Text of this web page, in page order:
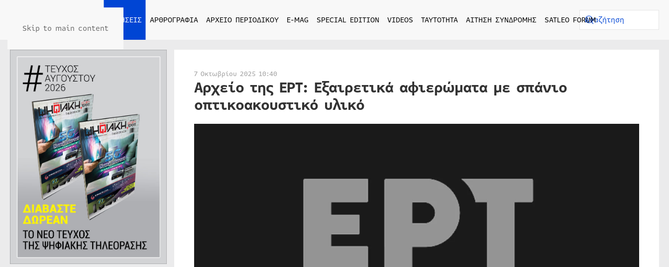
Skip to main content
ΕΙΔΗΣΕΙΣ ΑΡΘΡΟΓΡΑΦΙΑ ΑΡΧΕΙΟ ΠΕΡΙΟΔΙΚΟΥ E-MAG SPECIAL EDITION VIDEOS ΤΑΥΤΟΤΗΤΑ ΑΙΤΗΣΗ ΣΥΝΔΡΟΜΗΣ SATLEO FORUM
7 Οκτωβρίου 2025 10:40
Αρχείο της ΕΡΤ: Εξαιρετικά αφιερώματα με σπάνιο
οπτικοακουστικό υλικό